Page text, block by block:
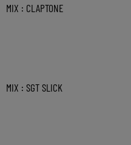
MIX : CLAPTONE
MIX : SGT SLICK